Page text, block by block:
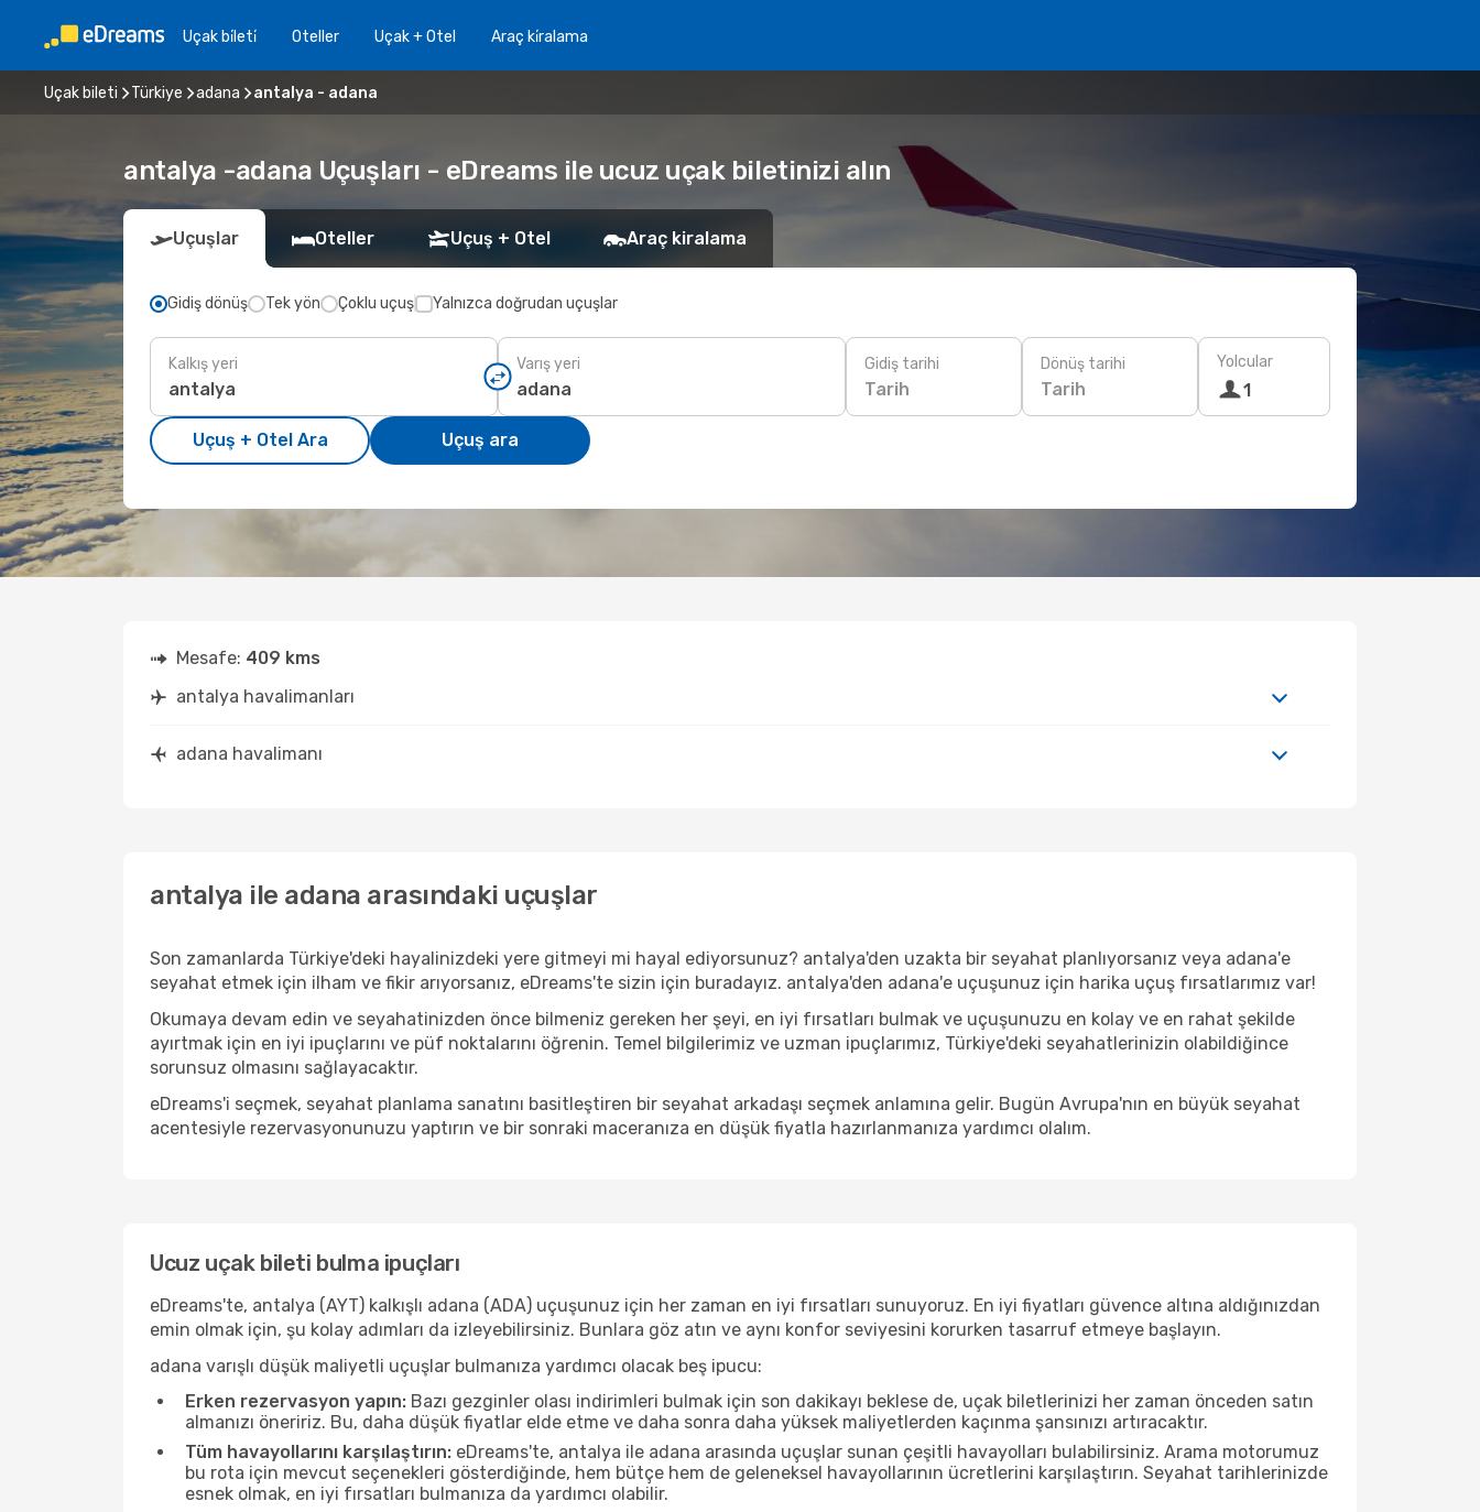
Uçak bi̇leti̇ Oteller Uçak + Otel Araç ki̇ralama
Uçak bileti Türkiye adana antalya - adana
antalya -adana Uçuşları - eDreams ile ucuz uçak biletinizi alın
Uçuşlar Oteller Uçuş + Otel Araç kiralama
Gidiş dönüş Tek yön Çoklu uçuş Yalnızca doğrudan uçuşlar
Kalkış yeri Varış yeri Gidiş tarihi
Tarih
Dönüş tarihi
Tarih
Yolcular
1
Uçuş + Otel Ara Uçuş ara
Mesafe: 409 kms
antalya havalimanları
adana havalimanı
antalya ile adana arasındaki uçuşlar
Son zamanlarda Türkiye'deki hayalinizdeki yere gitmeyi mi hayal ediyorsunuz? antalya'den uzakta bir seyahat planlıyorsanız veya adana'e
seyahat etmek için ilham ve fikir arıyorsanız, eDreams'te sizin için buradayız. antalya'den adana'e uçuşunuz için harika uçuş fırsatlarımız var!
Okumaya devam edin ve seyahatinizden önce bilmeniz gereken her şeyi, en iyi fırsatları bulmak ve uçuşunuzu en kolay ve en rahat şekilde
ayırtmak için en iyi ipuçlarını ve püf noktalarını öğrenin. Temel bilgilerimiz ve uzman ipuçlarımız, Türkiye'deki seyahatlerinizin olabildiğince
sorunsuz olmasını sağlayacaktır.
eDreams'i seçmek, seyahat planlama sanatını basitleştiren bir seyahat arkadaşı seçmek anlamına gelir. Bugün Avrupa'nın en büyük seyahat
acentesiyle rezervasyonunuzu yaptırın ve bir sonraki maceranıza en düşük fiyatla hazırlanmanıza yardımcı olalım.
Ucuz uçak bileti bulma ipuçları
eDreams'te, antalya (AYT) kalkışlı adana (ADA) uçuşunuz için her zaman en iyi fırsatları sunuyoruz. En iyi fiyatları güvence altına aldığınızdan
emin olmak için, şu kolay adımları da izleyebilirsiniz. Bunlara göz atın ve aynı konfor seviyesini korurken tasarruf etmeye başlayın.
adana varışlı düşük maliyetli uçuşlar bulmanıza yardımcı olacak beş ipucu:
Erken rezervasyon yapın: Bazı gezginler olası indirimleri bulmak için son dakikayı beklese de, uçak biletlerinizi her zaman önceden satın
almanızı öneririz. Bu, daha düşük fiyatlar elde etme ve daha sonra daha yüksek maliyetlerden kaçınma şansınızı artıracaktır.
Tüm havayollarını karşılaştırın: eDreams'te, antalya ile adana arasında uçuşlar sunan çeşitli havayolları bulabilirsiniz. Arama motorumuz
bu rota için mevcut seçenekleri gösterdiğinde, hem bütçe hem de geleneksel havayollarının ücretlerini karşılaştırın. Seyahat tarihlerinizde
esnek olmak, en iyi fırsatları bulmanıza da yardımcı olabilir.